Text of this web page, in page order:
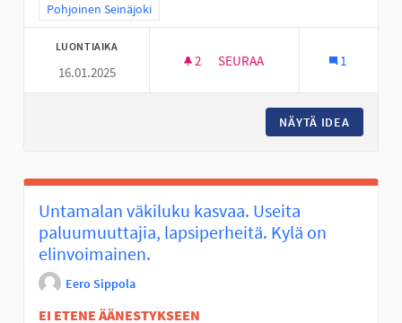
Rajaa tulokset teeman mukaan: Pohjoinen Seinäjoki
Pohjoinen Seinäjoki
LUONTIAIKA
16.01.2025
2 2 SEURAAJAA
SEURAA 1
NÄYTÄ IDEA
Untamalan väkiluku kasvaa. Useita
paluumuuttajia, lapsiperheitä. Kylä on
elinvoimainen.
Eero Sippola
EI ETENE ÄÄNESTYKSEEN